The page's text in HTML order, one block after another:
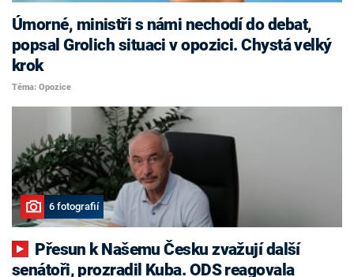
Úmorné, ministři s námi nechodí do debat,
popsal Grolich situaci v opozici. Chystá velký
krok
Téma: Opozice
6 fotografií
senátoři, prozradil Kuba. ODS reagovala